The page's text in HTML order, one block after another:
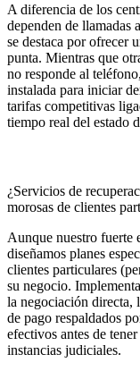
A diferencia de los
dependen de llamadas
se destaca por ofrecer
punta. Mientras que
no responde al
instalada para iniciar
tarifas competitivas
tiempo real del estado
¿Servicios de
morosas de clientes
Aunque nuestro fuerte
diseñamos planes
clientes particulares
su negocio.
la negociación directa,
de pago respaldados
efectivos antes de
instancias judiciales.